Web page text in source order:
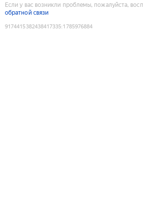
Если у вас возникли проблемы, пожалуйста,
обратной связи
9174415382438417335:1785976884